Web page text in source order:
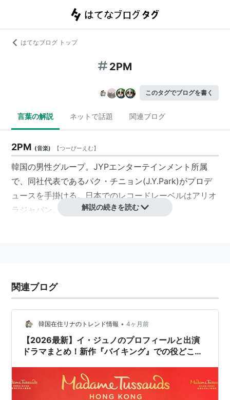
はてなブログ トップ
2PM
このタグでブログを書く
言葉の解説 ネットで話題 関連ブログ
2PM (音楽) 【つーぴーえむ】
韓国の男性グループ。JYPエンターテインメント所属
で、同社代表であるパク・チニョン(J.Y.Park)がプロデ
ュースを手掛ける。日本でのレコードレーベルはアリオ
ラジャパン。
グループとしての活動のほか、メンバー個人ではドラ
マ・映画・モデルなどで活動。
かつては、パク・ジェボムも在籍していたが、トラブル
のため2009年に脱退しソロ転向した*1
2010.11.24、日本での初リリース作品となるミュージッ
2010.12.8、韓国でリリースされたアルバム
「01:59PM」の日本ライセンス盤をリリース。
解説の続きを読む
関連ブログ
韓国在住リナのトレンド情報 • 4ヶ月前
【2026最新】イ・ジュノのプロフィールと出演
ドラマまとめ！新作『バイキング』での役どころ